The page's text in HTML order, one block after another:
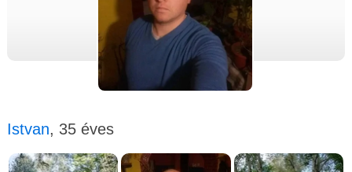
Istvan, 35 éves